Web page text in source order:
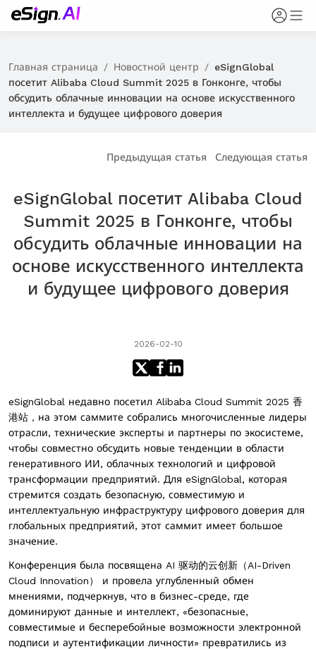
Главная страница / Новостной центр / eSignGlobal
посетит Alibaba Cloud Summit 2025 в Гонконге, чтобы
обсудить облачные инновации на основе искусственного
интеллекта и будущее цифрового доверия
Предыдущая статья Следующая статья
eSignGlobal посетит Alibaba Cloud
Summit 2025 в Гонконге, чтобы
обсудить облачные инновации на
основе искусственного интеллекта
и будущее цифрового доверия
2026-02-10
eSignGlobal недавно посетил Alibaba Cloud Summit 2025 香
港站 ，на этом саммите собрались многочисленные лидеры
отрасли, технические эксперты и партнеры по экосистеме,
чтобы совместно обсудить новые тенденции в области
генеративного ИИ, облачных технологий и цифровой
трансформации предприятий. Для eSignGlobal, которая
стремится создать безопасную, совместимую и
интеллектуальную инфраструктуру цифрового доверия для
глобальных предприятий, этот саммит имеет большое
значение.
Конференция была посвящена AI 驱动的云创新（AI-Driven
Cloud Innovation）
и провела углубленный обмен
мнениями, подчеркнув, что в бизнес-среде, где
доминируют данные и интеллект, «безопасные,
совместимые и бесперебойные возможности электронной
подписи и аутентификации личности» превратились из